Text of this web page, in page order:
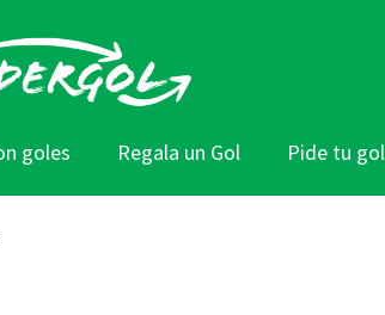
goles Regala un Gol Pide tu gol